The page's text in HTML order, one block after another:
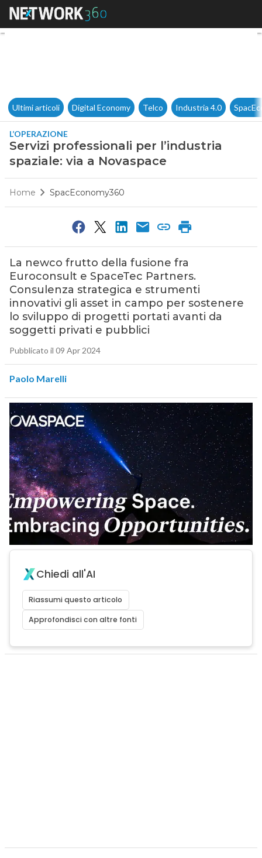
Servizi professionali per
Ultimi articoli Digital Economy Telco Industria 4.0
L’OPERAZIONE
Servizi professionali per l’industria
spaziale: via a Novaspace
Home SpacEconomy360
La newco frutto della fusione fra
Euroconsult e SpaceTec Partners.
Consulenza strategica e strumenti
innovativi gli asset in campo per sostenere
lo sviluppo di progetti portati avanti da
soggetti privati e pubblici
Pubblicato il 09 Apr 2024
Paolo Marelli
Chiedi all'AI
Riassumi questo articolo
Approfondisci con altre fonti